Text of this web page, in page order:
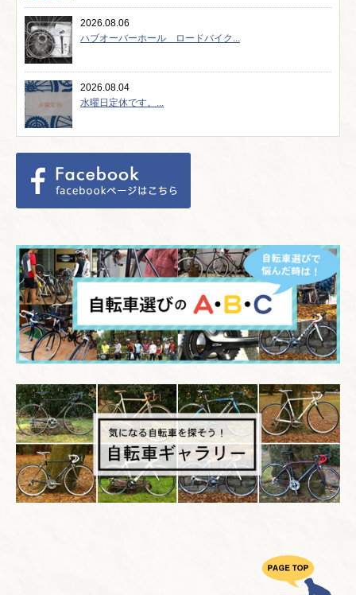
2026.08.06
ハブオーバーホール ロードバイク...
2026.08.04
水曜日定休です。...